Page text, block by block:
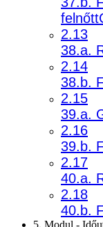
2.13
38.a.
2.14
38.b.
2.15
39.a.
2.16
39.b.
2.17
40.a.
2.18
40.b.
5. Modul -